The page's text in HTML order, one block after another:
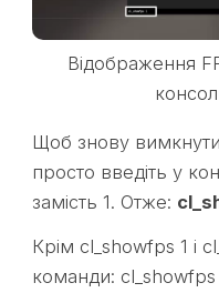
Відображення
Щоб знову
просто введіть у
замість 1. Отже:
Крім cl_showfps 1 і
команди: